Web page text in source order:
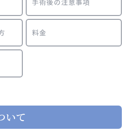
LINE予約
料金
いて